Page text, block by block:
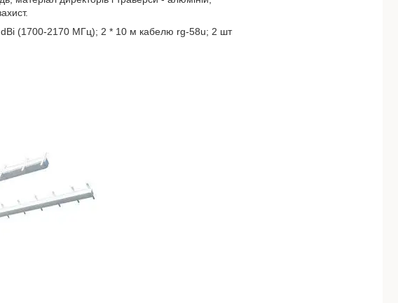
dBi (1700-2170 МГц); 2 * 10 м кабелю rg-58u; 2 шт